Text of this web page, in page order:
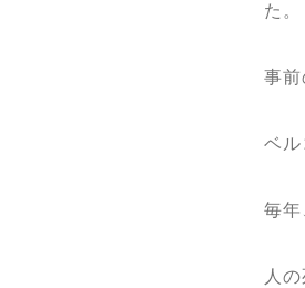
た。
事前
ベル
毎年
人